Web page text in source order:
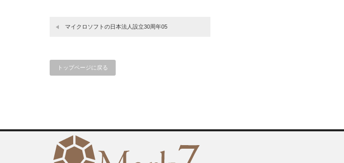
マイクロソフトの日本法人設立30周年05
トップページに戻る